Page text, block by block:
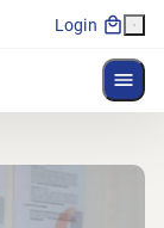
Login